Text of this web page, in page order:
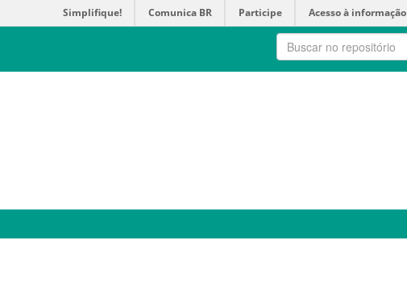
Simplifique! Comunica BR Participe Acesso à informação